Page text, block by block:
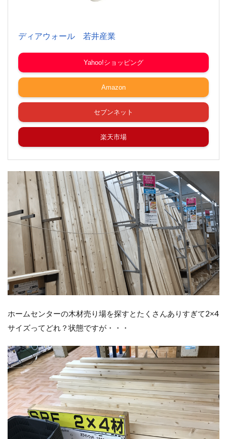
ディアウォール 若井産業
Yahoo!ショッピング
Amazon
セブンネット
楽天市場
ホームセンターの木材売り場を探すとたくさんありすぎて2×4
サイズってどれ？状態ですが・・・